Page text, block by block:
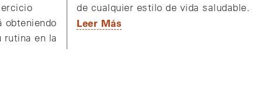
obteniendo
rutina en la
de cualquier estilo de vida saludable.
Leer Más